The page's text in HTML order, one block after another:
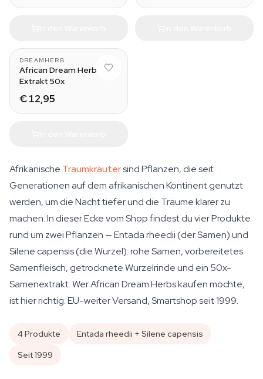
DREAMHERB
African Dream Herb
Extrakt 50x
€ 12,95
Afrikanische Traumkräutersind Pflanzen, die seit
Generationen auf dem afrikanischen Kontinent genutzt
werden, um die Nacht tiefer und die Träume klarer zu
machen. In dieser Ecke vom Shop findest du vier Produkte
rund um zwei Pflanzen —Entada rheedii(der Samen) und
Silene capensis(die Wurzel): rohe Samen, vorbereitetes
Samenfleisch, getrocknete Wurzelrinde und ein 50x-
Samenextrakt. Wer African Dream Herbs kaufen möchte,
ist hier richtig. EU-weiter Versand, Smartshop seit 1999.
4 Produkte
Entada rheedii + Silene capensis
Seit 1999